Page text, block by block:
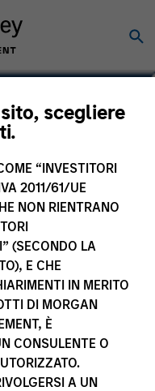
scegliere
“INVESTITORI
2011/61/UE
NON RIENTRANO
(SECONDO LA
E CHE
IN MERITO
DI MORGAN
È
CONSULENTE O
A UN
Jr,